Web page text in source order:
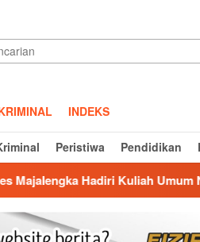
INDEKS
Peristiwa Pendidikan
Kuliah Umum Nasional Bersama